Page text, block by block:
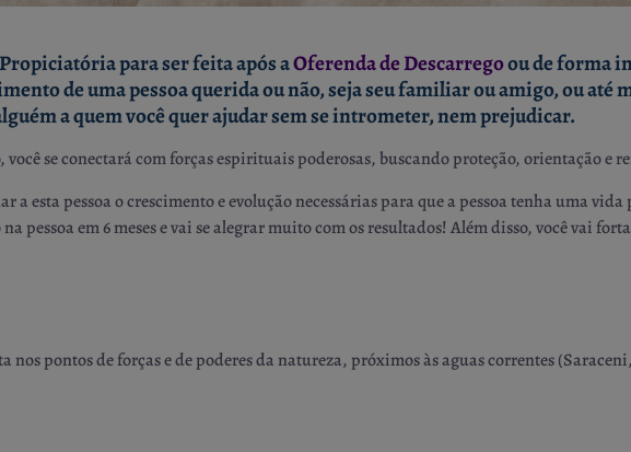
para ser feita após aOferenda de Descarregoou de forma
de uma pessoa querida ou não, seja seu familiar ou amigo, ou até
a quem você quer ajudar sem se intrometer, nem prejudicar.
se conectará com forças espirituais poderosas, buscando proteção, orientação e
a esta pessoa o crescimento e evolução necessárias para que a pessoa tenha uma
pessoa em 6 meses e vai se alegrar muito com os resultados! Além disso, você vai
nos pontos de forças e de poderes da natureza, próximos às aguas correntes